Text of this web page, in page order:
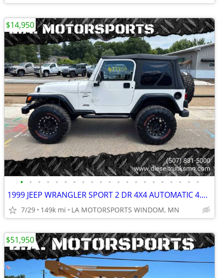
• • • • • • • • • • • • • • • • • • • • •
1999 JEEP WRANGLER SPORT 2 DR 4X4 AUTOMATIC 4.0L 149K MILES LIFTED
7/29 149k mi LA MOTORSPORTS WINDOM, MN
$14,950
$51,950